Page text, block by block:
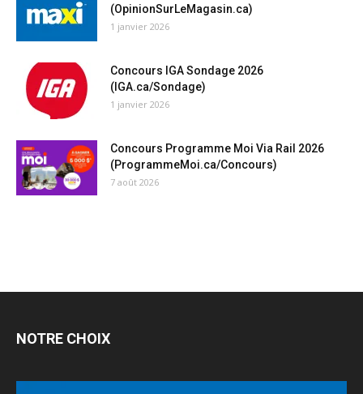
(OpinionSurLeMagasin.ca)
1 janvier 2026
Concours IGA Sondage 2026
(IGA.ca/Sondage)
1 janvier 2026
Concours Programme Moi Via Rail 2026
(ProgrammeMoi.ca/Concours)
7 août 2026
NOTRE CHOIX